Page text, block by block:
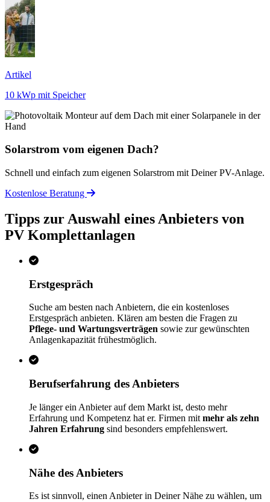
Artikel
10 kWp mit Speicher
Solarstrom vom eigenen Dach?
Schnell und einfach zum eigenen Solarstrom mit Deiner PV-Anlage.
Kostenlose Beratung
Tipps zur Auswahl eines Anbieters von
PV Komplettanlagen
Erstgespräch
Suche am besten nach Anbietern, die ein kostenloses
Erstgespräch anbieten. Klären am besten die Fragen zu
Pflege- und Wartungsverträgen sowie zur gewünschten
Anlagenkapazität frühestmöglich.
Berufserfahrung des Anbieters
Je länger ein Anbieter auf dem Markt ist, desto mehr
Erfahrung und Kompetenz hat er. Firmen mit mehr als zehn
Jahren Erfahrung sind besonders empfehlenswert.
Nähe des Anbieters
Es ist sinnvoll, einen Anbieter in Deiner Nähe zu wählen, um